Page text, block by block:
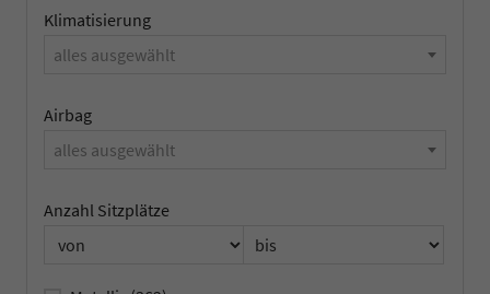
Klimatisierung
alles ausgewählt
Airbag
alles ausgewählt
Anzahl Sitzplätze